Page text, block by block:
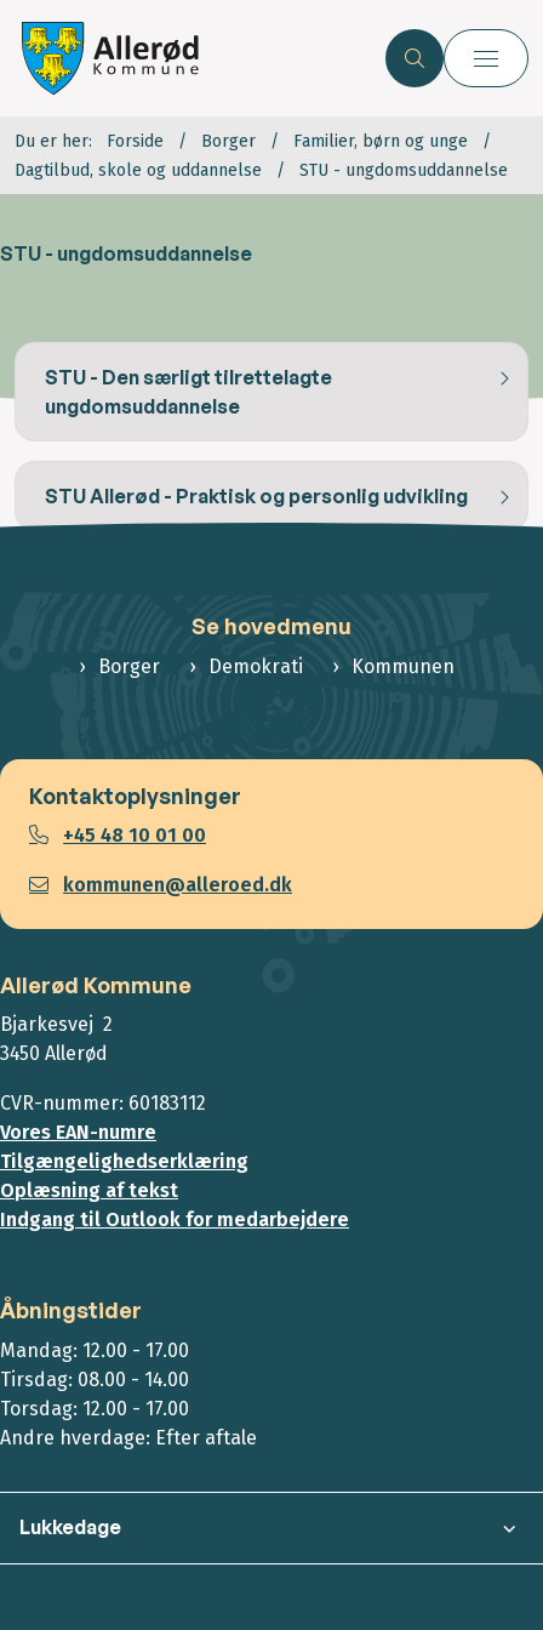
Du er her: Forside Borger
Familier, børn og unge
Dagtilbud, skole og uddannelse
STU - ungdomsuddannelse
STU - ungdomsuddannelse
STU - Den særligt tilrettelagte
ungdomsuddannelse
STU Allerød - Praktisk og personlig udvikling
Se hovedmenu
Borger Demokrati Kommunen
Kontaktoplysninger
+45 48 10 01 00
kommunen@alleroed.dk
Allerød Kommune
Bjarkesvej 2
3450 Allerød
CVR-nummer: 60183112
Vores EAN-numre
Tilgængelighedserklæring
Oplæsning af tekst
Indgang til Outlook for medarbejdere
Åbningstider
Mandag: 12.00 - 17.00
Tirsdag: 08.00 - 14.00
Torsdag: 12.00 - 17.00
Andre hverdage: Efter aftale
Lukkedage